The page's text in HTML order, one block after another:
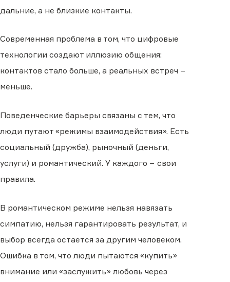
дальние, а не близкие контакты.
Современная проблема в том, что цифровые
технологии создают иллюзию общения:
контактов стало больше, а реальных встреч −
меньше.
Поведенческие барьеры связаны с тем, что
люди путают «режимы взаимодействия». Есть
социальный (дружба), рыночный (деньги,
услуги) и романтический. У каждого − свои
правила.
В романтическом режиме нельзя навязать
симпатию, нельзя гарантировать результат, и
выбор всегда остается за другим человеком.
Ошибка в том, что люди пытаются «купить»
внимание или «заслужить» любовь через